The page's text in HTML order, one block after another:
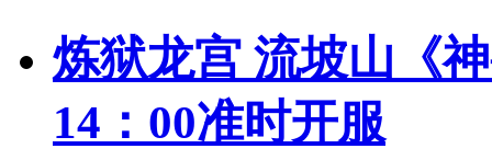
炼狱龙宫 流坡山《
14：00准时开服